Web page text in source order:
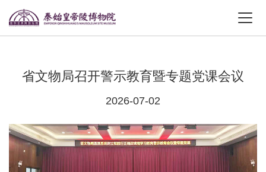
省文物局召开警示教育暨专题党课会议
2026-07-02